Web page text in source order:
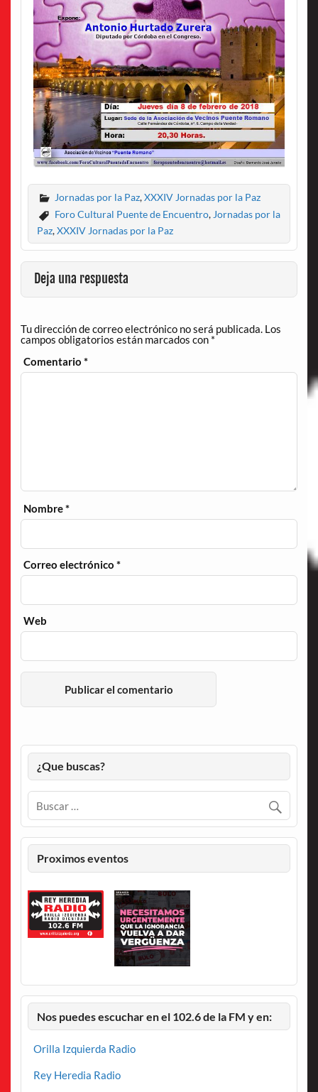
Jornadas por la Paz,XXXIV Jornadas por la Paz
Foro Cultural Puente de Encuentro, Jornadas por la
Paz,XXXIV Jornadas por la Paz
Deja una respuesta
Tu dirección de correo electrónico no será publicada. Los
campos obligatorios están marcados con *
Comentario*
Nombre*
Correo electrónico*
Web
¿Que buscas?
Proximos eventos
Nos puedes escuchar en el 102.6 de la FM y en:
Orilla Izquierda Radio
Rey Heredia Radio